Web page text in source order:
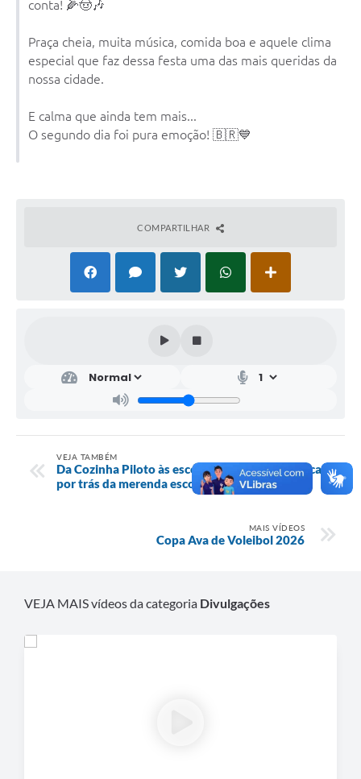
conta! 🌽🤠🎶
Praça cheia, muita música, comida boa e aquele clima
especial que faz dessa festa uma das mais queridas da
nossa cidade.
E calma que ainda tem mais...
O segundo dia foi pura emoção! 🇧🇷💙
COMPARTILHAR
VEJA TAMBÉM
Da Cozinha Piloto às escolas: conheça a logística
por trás da merenda escolar em Avanhandava
MAIS VÍDEOS
Copa Ava de Voleibol 2026
VEJA MAIS vídeos da categoria Divulgações